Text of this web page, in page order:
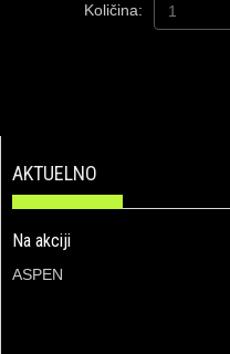
Količina:
AKTUELNO
Na akciji
ASPEN